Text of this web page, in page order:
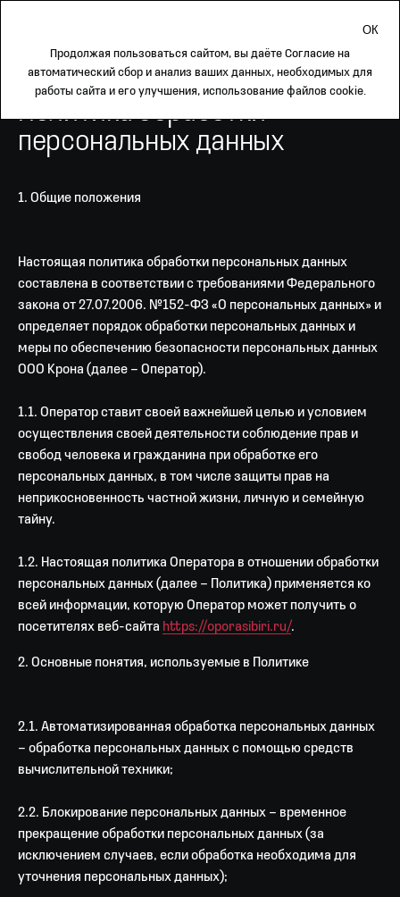
Политика обработки
персональных данных
1. Общие положения
Настоящая политика обработки персональных данных
составлена в соответствии с требованиями Федерального
закона от 27.07.2006. №152-ФЗ «О персональных данных» и
определяет порядок обработки персональных данных и
меры по обеспечению безопасности персональных данных
ООО Крона (далее – Оператор).
1.1. Оператор ставит своей важнейшей целью и условием
осуществления своей деятельности соблюдение прав и
свобод человека и гражданина при обработке его
персональных данных, в том числе защиты прав на
неприкосновенность частной жизни, личную и семейную
тайну.
1.2. Настоящая политика Оператора в отношении обработки
персональных данных (далее – Политика) применяется ко
всей информации, которую Оператор может получить о
посетителях веб-сайта https://oporasibiri.ru/.
2. Основные понятия, используемые в Политике
2.1. Автоматизированная обработка персональных данных
– обработка персональных данных с помощью средств
вычислительной техники;
2.2. Блокирование персональных данных – временное
прекращение обработки персональных данных (за
исключением случаев, если обработка необходима для
уточнения персональных данных);
Продолжая пользоваться сайтом, вы даёте Согласие на
автоматический сбор и анализ ваших данных, необходимых для
работы сайта и его улучшения, использование файлов cookie.